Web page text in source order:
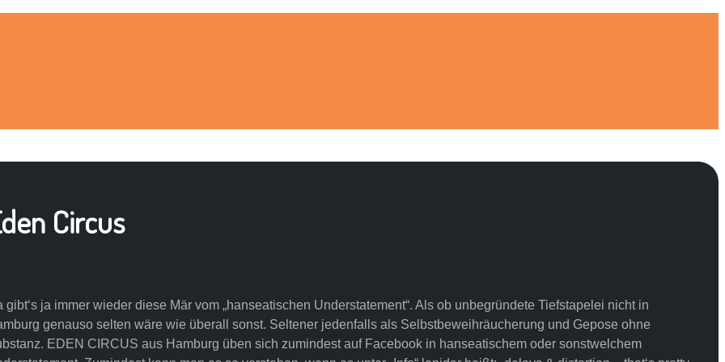
Circus
gibt‘s ja immer wieder diese Mär vom „hanseatischen Understatement“. Als ob unbegründete Tiefstapelei nicht in
genauso selten wäre wie überall sonst. Seltener jedenfalls als Selbstbeweihräucherung und Gepose ohne
EDEN CIRCUS aus Hamburg üben sich zumindest auf Facebook in hanseatischem oder sonstwelchem